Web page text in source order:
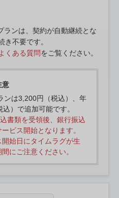
ランは、契約が自動継続とな
き不要です。
くある質問をご覧ください。
意
は3,200円（税込）、年
）で追加可能です。
書類を受領後、銀行振込
ビス開始となります。
始日にタイムラグが生
にご注意ください。